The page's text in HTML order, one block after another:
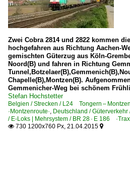
Zwei Cobra 2814 und 2822 kommen
hochgefahren aus Richtung Aachen-
gemischten Güterzug aus Köln-
Noord(B) und fahren in Richtung
Chapelle(B),Montzen(B).
Gemmenicher-Weg bei schönem
Stefan Hochstetter
Belgien / Strecken / L24 Tongern –
·Montzenroute·, Deutschland /
/ E-Loks | Mehrsystem / BR 28 · E 186
 730 1200x760 Px, 21.04.2015 